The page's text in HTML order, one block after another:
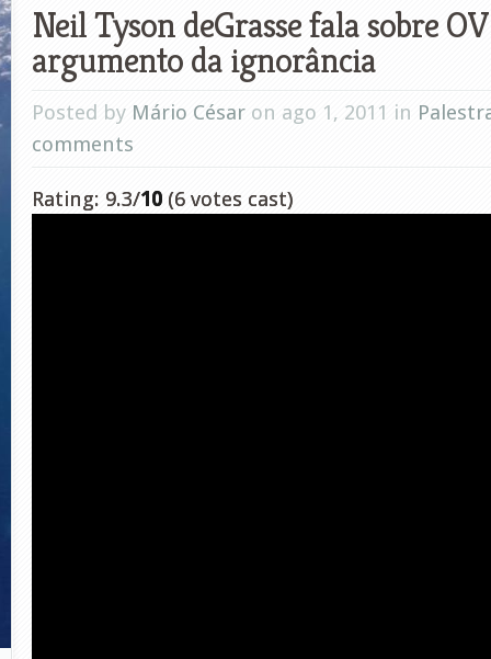
Neil Tyson deGrasse fala sobre
argumento da ignorância
Posted by Mário César on ago 1, 2011 in
comments
Rating: 9.3/10 (6 votes cast)